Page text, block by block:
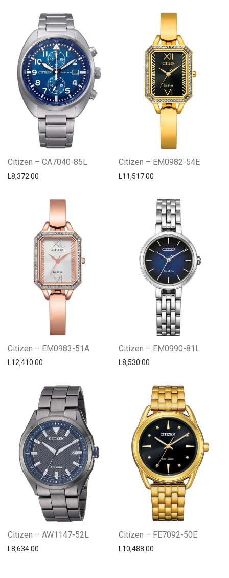
Citizen – CA7040-85L
L8,372.00
Citizen – EM0982-54E
L11,517.00
Citizen – EM0983-51A
L12,410.00
Citizen – EM0990-81L
L8,530.00
Citizen – AW1147-52L
L8,634.00
Citizen – FE7092-50E
L10,488.00